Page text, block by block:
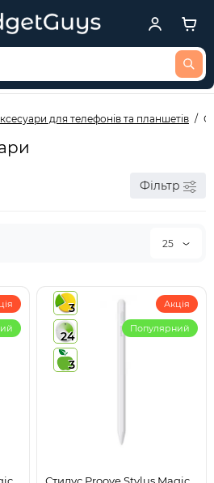
для телефонів та планшетів
Фільтр
25
3
24
3
Акція
Популярний